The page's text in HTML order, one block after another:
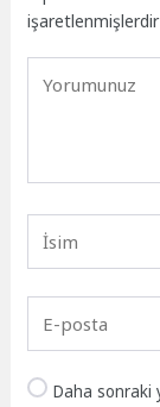
işaretlenmişlerdir
Daha sonraki